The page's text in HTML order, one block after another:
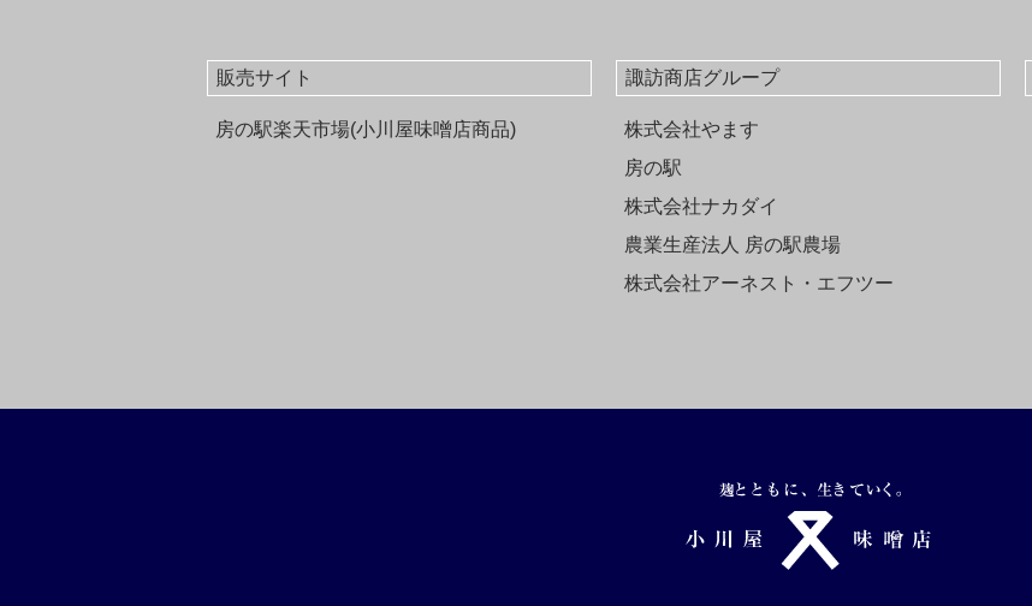
販売サイト
房の駅楽天市場(小川屋味噌店商品)
諏訪商店グループ
株式会社やます
房の駅
株式会社ナカダイ
農業生産法人 房の駅農場
株式会社アーネスト・エフツー